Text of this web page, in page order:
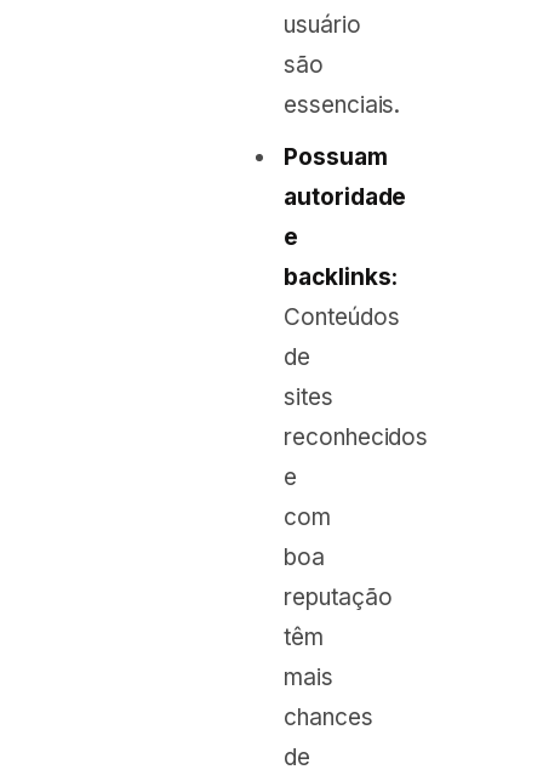
usuário
são
essenciais.
Possuam
autoridade
e
backlinks:
Conteúdos
de
sites
reconhecidos
e
com
boa
reputação
têm
mais
chances
de